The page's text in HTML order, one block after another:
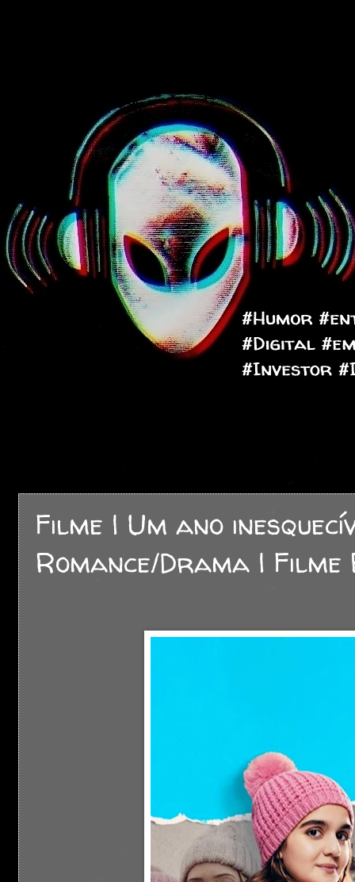
Filme | Um ano
Romance/Drama |